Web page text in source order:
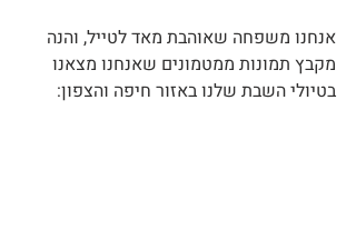
אנחנו משפחה שאוהבת מאד לטייל, והנה
מקבץ תמונות ממטמונים שאנחנו מצאנו
בטיולי השבת שלנו באזור חיפה והצפון: